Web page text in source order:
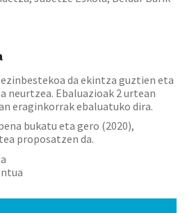
da ekintza guztien eta
neurtzea. Ebaluazioak 2 urtean
eraginkorrak ebaluatuko dira.
bukatu eta gero (2020),
proposatzen da.